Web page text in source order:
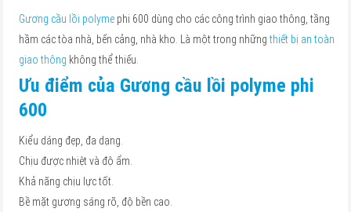
Gương cầu lồi polyme phi 600 dùng cho các công trình giao thông, tầng
hầm các tòa nhà, bến cảng, nhà kho. Là một trong nhữngthiết bị an toàn
giao thông không thể thiếu.
Ưu điểm của Gương cầu lồi polyme phi
600
Kiểu dáng đẹp, đa dạng.
Chịu được nhiệt và độ ẩm.
Khả năng chịu lực tốt.
Bề mặt gương sáng rõ, độ bền cao.